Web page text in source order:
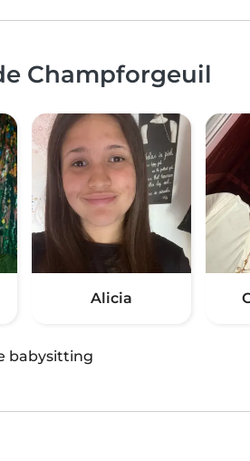
Champforgeuil
Alicia
babysitting